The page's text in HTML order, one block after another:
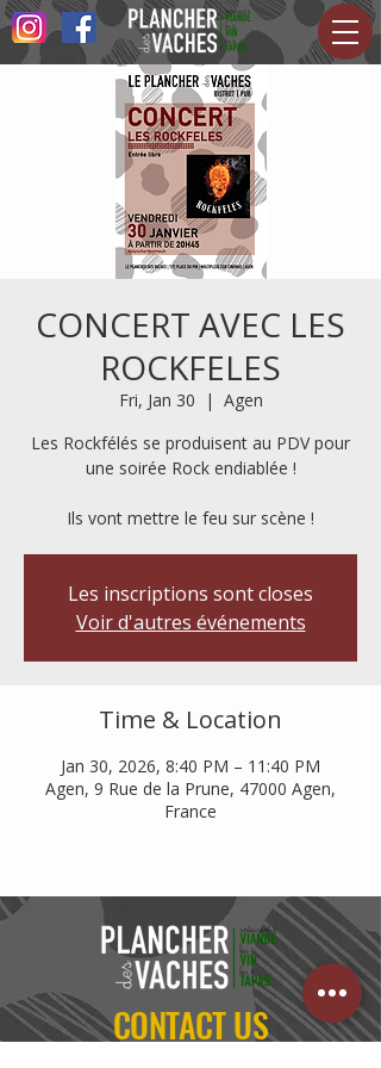
CONCERT AVEC LES
ROCKFELES
Fri, Jan 30
  |
Agen
Les Rockfélés se produisent au PDV pour
une soirée Rock endiablée !
Ils vont mettre le feu sur scène !
Les inscriptions sont closes
Voir d'autres événements
Time & Location
Jan 30, 2026, 8:40 PM – 11:40 PM
Agen, 9 Rue de la Prune, 47000 Agen,
France
CONTACT US